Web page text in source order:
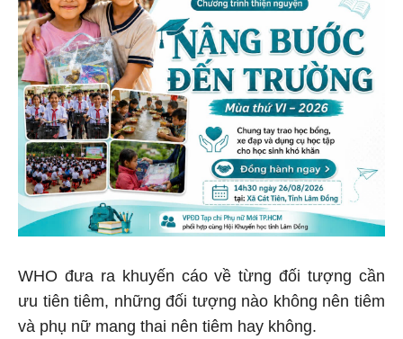
WHO đưa ra khuyến cáo về từng đối tượng cần
ưu tiên tiêm, những đối tượng nào không nên tiêm
và phụ nữ mang thai nên tiêm hay không.